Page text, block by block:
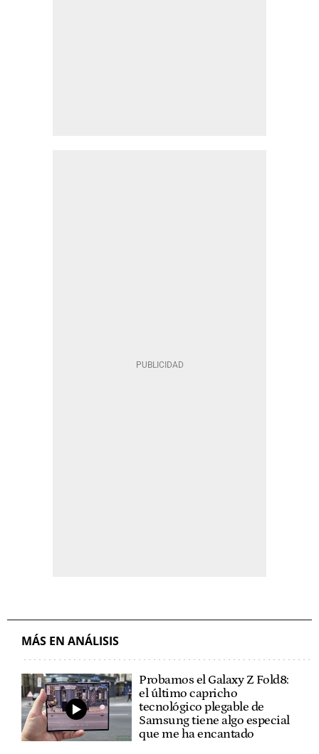
MÁS EN ANÁLISIS
Probamos el Galaxy Z Fold8:
el último capricho
tecnológico plegable de
Samsung tiene algo especial
que me ha encantado